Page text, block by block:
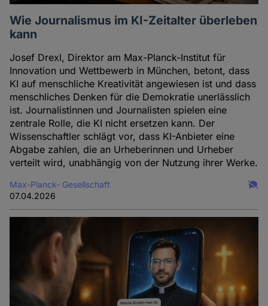
Wie Journalismus im KI-Zeitalter überleben
kann
Josef Drexl, Direktor am Max-Planck-Institut für
Innovation und Wettbewerb in München, betont, dass
KI auf menschliche Kreativität angewiesen ist und dass
menschliches Denken für die Demokratie unerlässlich
ist. Journalistinnen und Journalisten spielen eine
zentrale Rolle, die KI nicht ersetzen kann. Der
Wissenschaftler schlägt vor, dass KI-Anbieter eine
Abgabe zahlen, die an Urheberinnen und Urheber
verteilt wird, unabhängig von der Nutzung ihrer Werke.
Max-Planck- Gesellschaft
07.04.2026